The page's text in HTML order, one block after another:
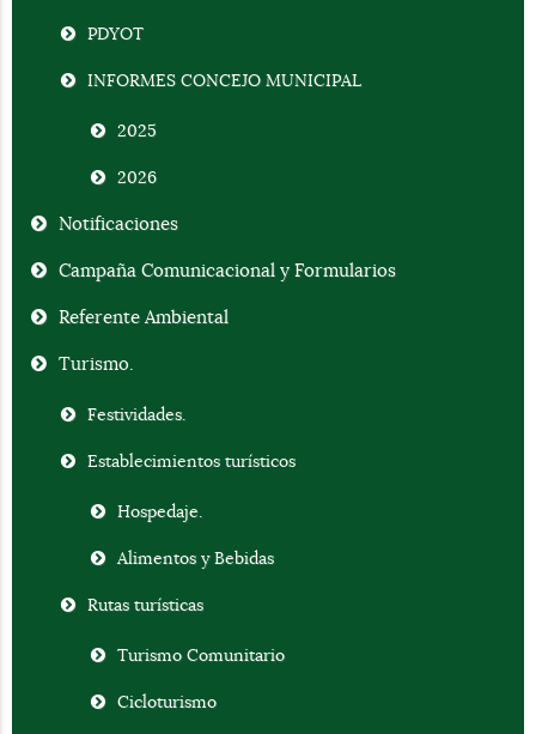
PDYOT
INFORMES CONCEJO MUNICIPAL
2025
2026
Notificaciones
Campaña Comunicacional y Formularios
Referente Ambiental
Turismo.
Festividades.
Establecimientos turísticos
Hospedaje.
Alimentos y Bebidas
Rutas turísticas
Turismo Comunitario
Cicloturismo